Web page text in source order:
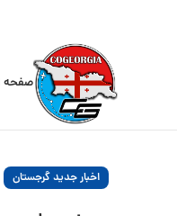
صفحه
اخبار جدید گرجستان